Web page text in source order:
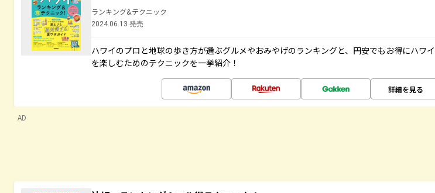
ランキング&テクニック
2024.06.13 発売
ハワイのプロと地球の歩き方が選ぶグルメやおみやげのランキングと、円安でもお得にハワイ
を楽しむためのテクニックを一挙紹介！
詳細を見る
AD